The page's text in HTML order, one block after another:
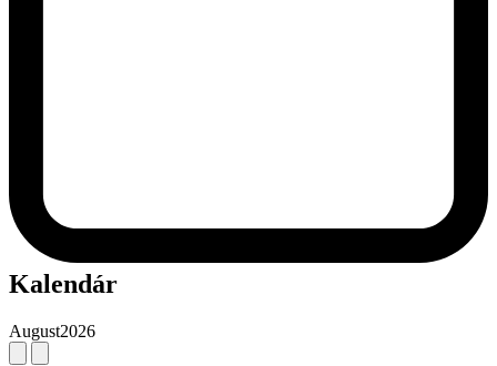
Kalendár
August2026